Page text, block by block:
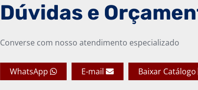
Dúvidas e
Converse com nosso atendimento especializado
WhatsApp E-mail Baixar Catálogo